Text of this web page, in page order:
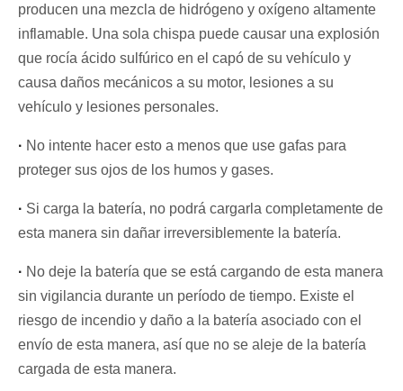
producen una mezcla de hidrógeno y oxígeno altamente
inflamable. Una sola chispa puede causar una explosión
que rocía ácido sulfúrico en el capó de su vehículo y
causa daños mecánicos a su motor, lesiones a su
vehículo y lesiones personales.
· No intente hacer esto a menos que use gafas para
proteger sus ojos de los humos y gases.
· Si carga la batería, no podrá cargarla completamente de
esta manera sin dañar irreversiblemente la batería.
· No deje la batería que se está cargando de esta manera
sin vigilancia durante un período de tiempo. Existe el
riesgo de incendio y daño a la batería asociado con el
envío de esta manera, así que no se aleje de la batería
cargada de esta manera.